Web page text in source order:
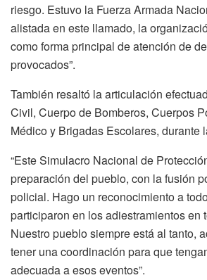
riesgo. Estuvo la Fuerza Armada
alistada en este llamado, la
como forma principal de atención de
provocados”.
También resaltó la articulación
Civil, Cuerpo de Bomberos, Cuerpos
Médico y Brigadas Escolares, durante
“Este Simulacro Nacional de
preparación del pueblo, con la fusión
policial. Hago un reconocimiento a
participaron en los adiestramientos en
Nuestro pueblo siempre está al tanto,
tener una coordinación para que
adecuada a esos eventos”.